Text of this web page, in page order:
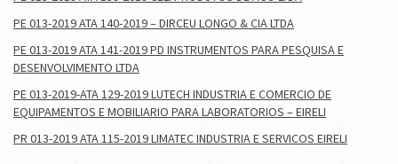
PE 013-2019 ATA 140-2019 – DIRCEU LONGO & CIA LTDA
PE 013-2019 ATA 141-2019 PD INSTRUMENTOS PARA PESQUISA E
DESENVOLVIMENTO LTDA
PE 013-2019-ATA 129-2019 LUTECH INDUSTRIA E COMERCIO DE
EQUIPAMENTOS E MOBILIARIO PARA LABORATORIOS – EIRELI
PR 013-2019 ATA 115-2019 LIMATEC INDUSTRIA E SERVICOS EIRELI